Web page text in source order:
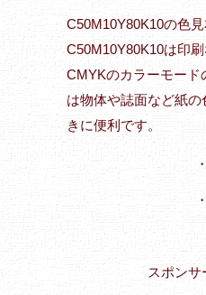
C50M10Y80K10の色見
C50M10Y80K10は印
CMYKのカラーモード
は物体や誌面など紙
きに便利です。
・
・
スポンサ